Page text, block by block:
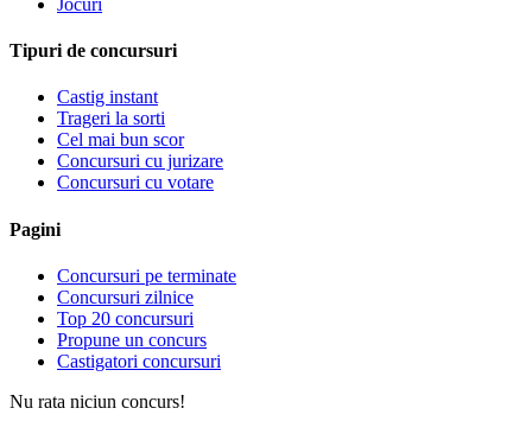
Tipuri de concursuri
Castig instant
Trageri la sorti
Cel mai bun scor
Concursuri cu jurizare
Concursuri cu votare
Pagini
Concursuri pe terminate
Concursuri zilnice
Top 20 concursuri
Propune un concurs
Castigatori concursuri
Nu rata niciun concurs!